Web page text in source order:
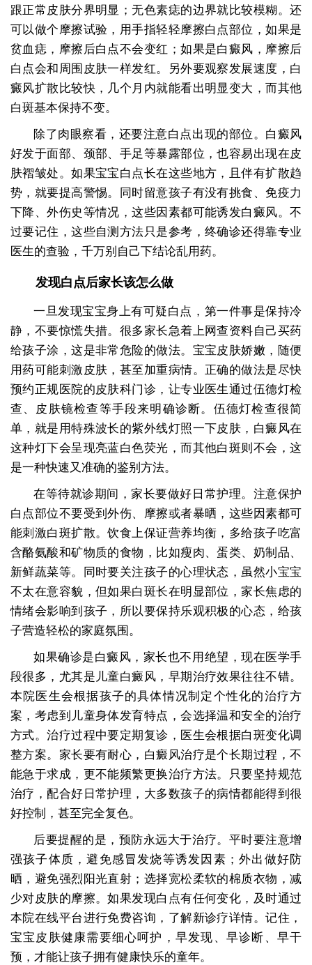
跟正常皮肤分界明显；无色素痣的边界就比较模糊。还
可以做个摩擦试验，用手指轻轻摩擦白点部位，如果是
贫血痣，摩擦后白点不会变红；如果是白癜风，摩擦后
白点会和周围皮肤一样发红。另外要观察发展速度，白
癜风扩散比较快，几个月内就能看出明显变大，而其他
白斑基本保持不变。
除了肉眼察看，还要注意白点出现的部位。白癜风
好发于面部、颈部、手足等暴露部位，也容易出现在皮
肤褶皱处。如果宝宝白点长在这些地方，且伴有扩散趋
势，就要提高警惕。同时留意孩子有没有挑食、免疫力
下降、外伤史等情况，这些因素都可能诱发白癜风。不
过要记住，这些自测方法只是参考，终确诊还得靠专业
医生的查验，千万别自己下结论乱用药。
发现白点后家长该怎么做
一旦发现宝宝身上有可疑白点，第一件事是保持冷
静，不要惊慌失措。很多家长急着上网查资料自己买药
给孩子涂，这是非常危险的做法。宝宝皮肤娇嫩，随便
用药可能刺激皮肤，甚至加重病情。正确的做法是尽快
预约正规医院的皮肤科门诊，让专业医生通过伍德灯检
查、皮肤镜检查等手段来明确诊断。伍德灯检查很简
单，就是用特殊波长的紫外线灯照一下皮肤，白癜风在
这种灯下会呈现亮蓝白色荧光，而其他白斑则不会，这
是一种快速又准确的鉴别方法。
在等待就诊期间，家长要做好日常护理。注意保护
白点部位不要受到外伤、摩擦或者暴晒，这些因素都可
能刺激白斑扩散。饮食上保证营养均衡，多给孩子吃富
含酪氨酸和矿物质的食物，比如瘦肉、蛋类、奶制品、
新鲜蔬菜等。同时要关注孩子的心理状态，虽然小宝宝
不太在意容貌，但如果白斑长在明显部位，家长焦虑的
情绪会影响到孩子，所以要保持乐观积极的心态，给孩
子营造轻松的家庭氛围。
如果确诊是白癜风，家长也不用绝望，现在医学手
段很多，尤其是儿童白癜风，早期治疗效果往往不错。
本院医生会根据孩子的具体情况制定个性化的治疗方
案，考虑到儿童身体发育特点，会选择温和安全的治疗
方式。治疗过程中要定期复诊，医生会根据白斑变化调
整方案。家长要有耐心，白癜风治疗是个长期过程，不
能急于求成，更不能频繁更换治疗方法。只要坚持规范
治疗，配合好日常护理，大多数孩子的病情都能得到很
好控制，甚至完全复色。
后要提醒的是，预防永远大于治疗。平时要注意增
强孩子体质，避免感冒发烧等诱发因素；外出做好防
晒，避免强烈阳光直射；选择宽松柔软的棉质衣物，减
少对皮肤的摩擦。如果发现白点有任何变化，及时通过
本院在线平台进行免费咨询，了解新诊疗详情。记住，
宝宝皮肤健康需要细心呵护，早发现、早诊断、早干
预，才能让孩子拥有健康快乐的童年。